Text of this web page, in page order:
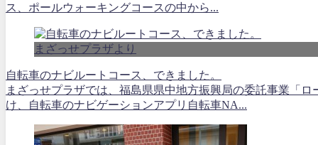
ス、ポールウォーキングコースの中から...
まざっせプラザより
自転車のナビルートコース、できました。
まざっせプラザでは、福島県県中地方振興局の委託事業「
け、自転車のナビゲーションアプリ自転車NA...